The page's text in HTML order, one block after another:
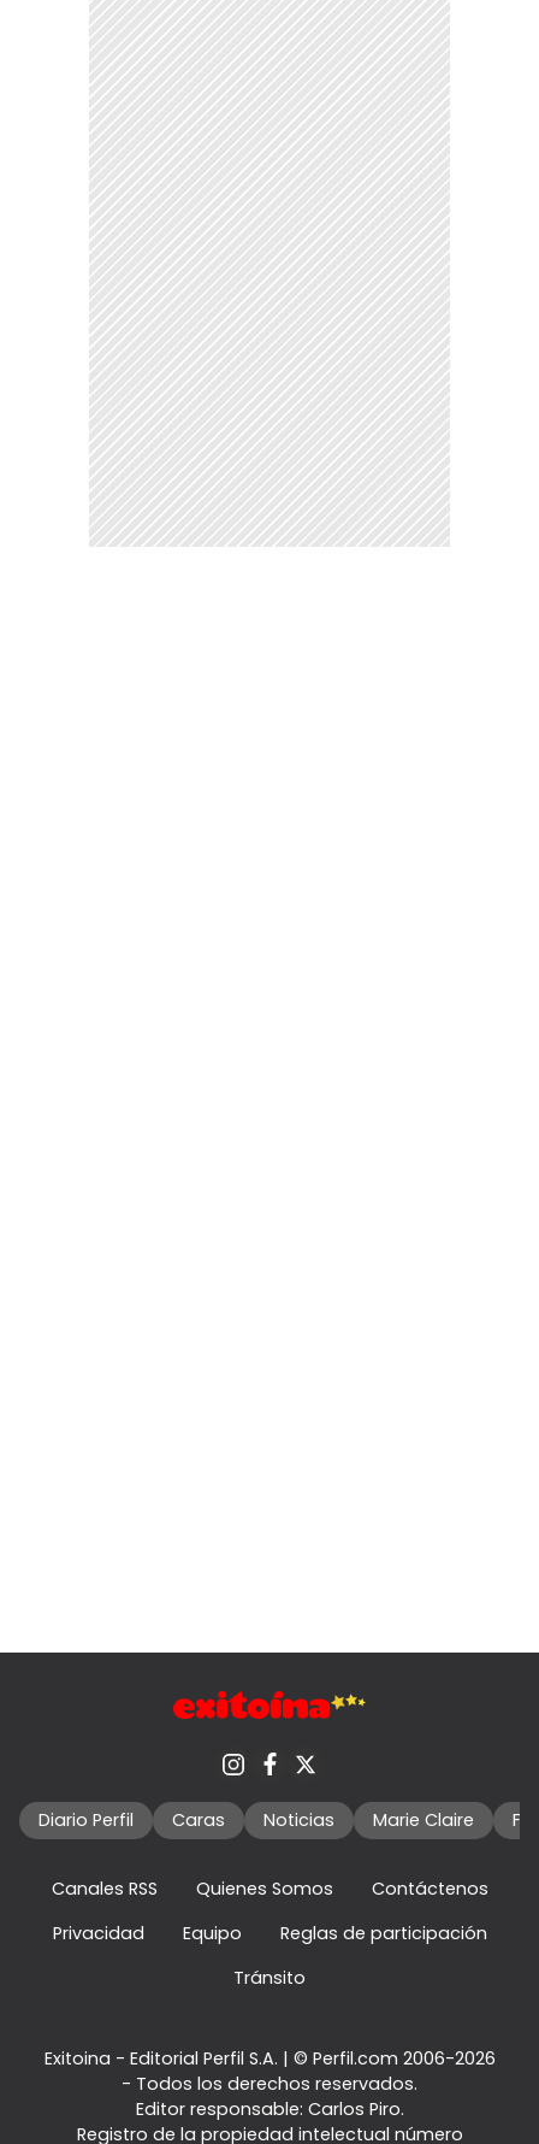
Diario Perfil Caras Noticias Marie Claire
Canales RSS Quienes Somos
Contáctenos
Privacidad
Equipo
Reglas de participación
Tránsito
Exitoina - Editorial Perfil S.A. | © Perfil.com 2006-2026
- Todos los derechos reservados.
Editor responsable: Carlos Piro.
Registro de la propiedad intelectual número